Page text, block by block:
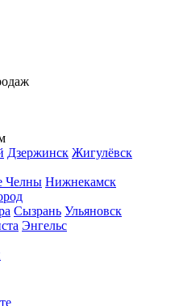
Дзержинск Жигулёвск
Челны Нижнекамск
Сызрань Ульяновск
Энгельс